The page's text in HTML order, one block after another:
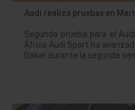
Audi realiza pruebas en
Segunda prueba para el
África Audi Sport ha
Dakar durante la segunda